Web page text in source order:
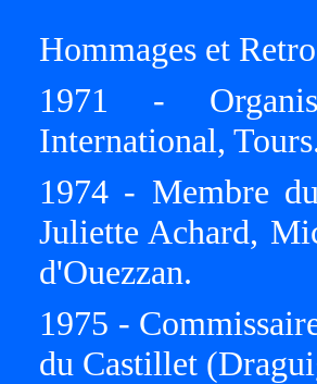
Hommages et
1971 -
International,
1974 - Membre
Juliette Achard,
d'Ouezzan.
1975 -
du Castillet